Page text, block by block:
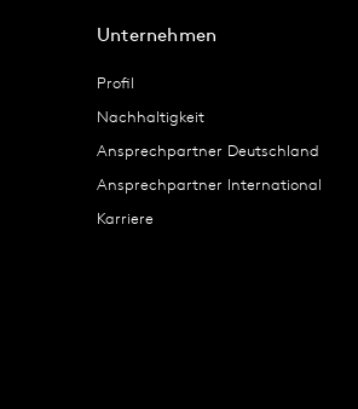
Unternehmen
Profil
Nachhaltigkeit
Ansprechpartner Deutschland
Ansprechpartner International
Karriere